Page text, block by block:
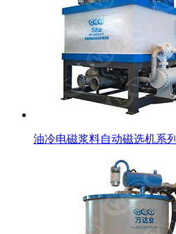
油冷电磁浆料自动磁选机系列